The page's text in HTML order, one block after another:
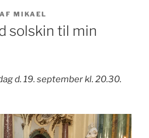
AF MIKAEL
solskin til min
d. 19. september kl. 20.30.